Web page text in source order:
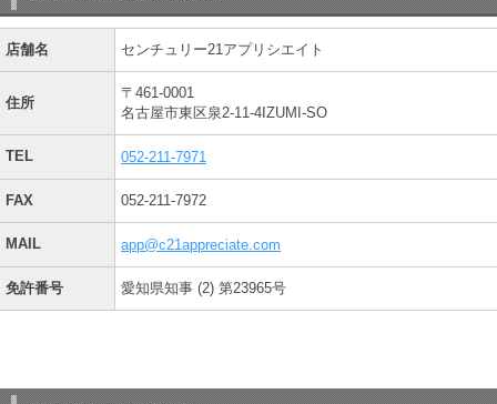
店舗名 センチュリー21アプリシエイト
住所
〒461-0001
名古屋市東区泉2-11-4IZUMI-SO
TEL 052-211-7971
FAX 052-211-7972
MAIL app@c21appreciate.com
免許番号 愛知県知事 (2) 第23965号